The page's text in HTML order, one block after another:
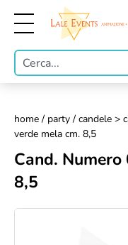
home / party / candele >
verde mela cm. 8,5
Cand. Numero
8,5